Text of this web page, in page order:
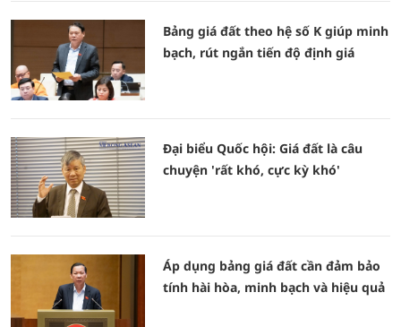
Bảng giá đất theo hệ số K giúp minh
bạch, rút ngắn tiến độ định giá
Đại biểu Quốc hội: Giá đất là câu
chuyện 'rất khó, cực kỳ khó'
Áp dụng bảng giá đất cần đảm bảo
tính hài hòa, minh bạch và hiệu quả